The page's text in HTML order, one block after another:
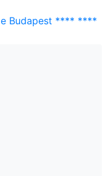
Budapest **** ****